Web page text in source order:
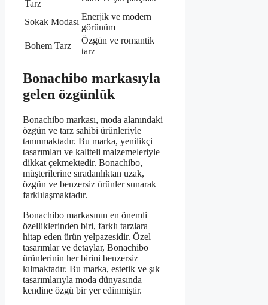
Tarz
Sokak Modası
Enerjik ve modern
görünüm
Bohem Tarz
Özgün ve romantik
tarz
Bonachibo markasıyla
gelen özgünlük
Bonachibo markası, moda alanındaki
özgün ve tarz sahibi ürünleriyle
tanınmaktadır. Bu marka, yenilikçi
tasarımları ve kaliteli malzemeleriyle
dikkat çekmektedir. Bonachibo,
müşterilerine sıradanlıktan uzak,
özgün ve benzersiz ürünler sunarak
farklılaşmaktadır.
Bonachibo markasının en önemli
özelliklerinden biri, farklı tarzlara
hitap eden ürün yelpazesidir. Özel
tasarımlar ve detaylar, Bonachibo
ürünlerinin her birini benzersiz
kılmaktadır. Bu marka, estetik ve şık
tasarımlarıyla moda dünyasında
kendine özgü bir yer edinmiştir.